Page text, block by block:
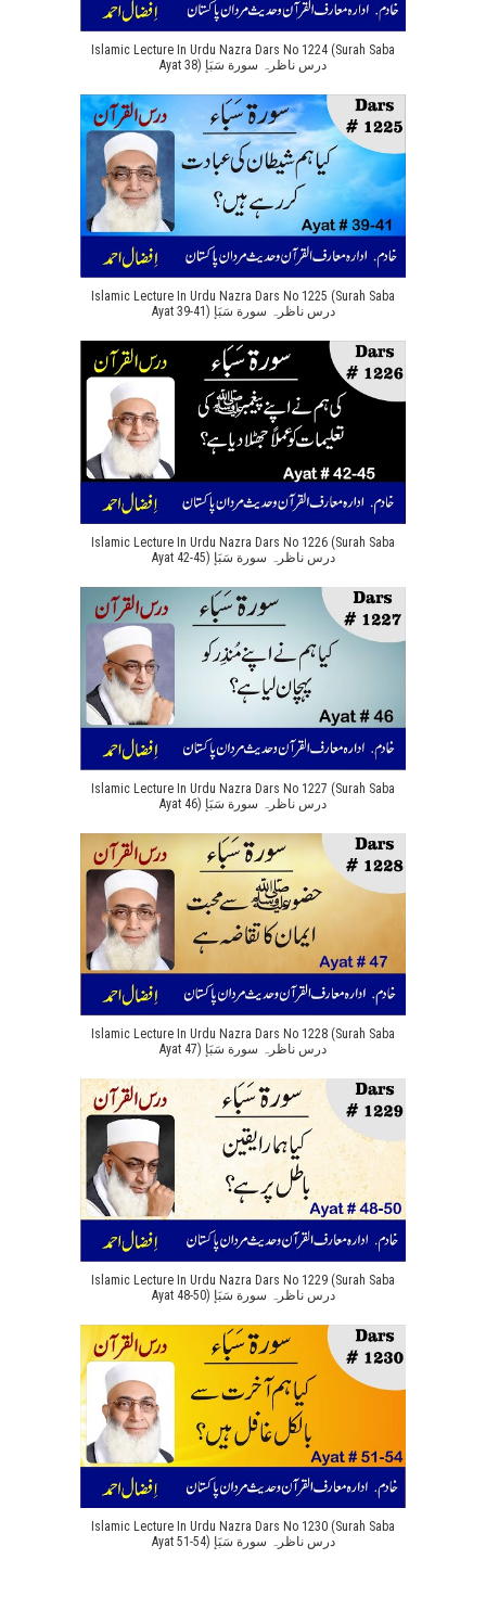
Islamic Lecture In Urdu Nazra Dars No 1224 (Surah Saba
Ayat 38) درس ناظرہ سورة سَبَإ
Islamic Lecture In Urdu Nazra Dars No 1225 (Surah Saba
Ayat 39-41) درس ناظرہ سورة سَبَإ
Islamic Lecture In Urdu Nazra Dars No 1226 (Surah Saba
Ayat 42-45) درس ناظرہ سورة سَبَإ
Islamic Lecture In Urdu Nazra Dars No 1227 (Surah Saba
Ayat 46) درس ناظرہ سورة سَبَإ
Islamic Lecture In Urdu Nazra Dars No 1228 (Surah Saba
Ayat 47) درس ناظرہ سورة سَبَإ
Islamic Lecture In Urdu Nazra Dars No 1229 (Surah Saba
Ayat 48-50) درس ناظرہ سورة سَبَإ
Islamic Lecture In Urdu Nazra Dars No 1230 (Surah Saba
Ayat 51-54) درس ناظرہ سورة سَبَإ